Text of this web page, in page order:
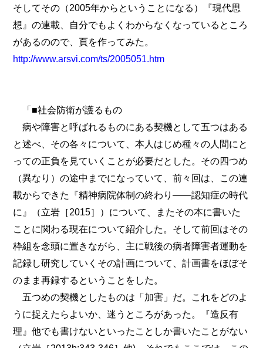
そしてその（2005年からということになる）『現代思
想』の連載、自分でもよくわからなくなっているところ
があるのので、頁を作ってみた。
http://www.arsvi.com/ts/2005051.htm
「■社会防衛が護るもの
病や障害と呼ばれるものにある契機として五つはある
と述べ、その各々について、本人はじめ種々の人間にと
っての正負を見ていくことが必要だとした。その四つめ
（異なり）の途中までになっていて、前々回は、この連
載からできた『精神病院体制の終わり――認知症の時代
に』（立岩［2015］）について、またその本に書いた
ことに関わる現在について紹介した。そして前回はその
枠組を念頭に置きながら、主に戦後の病者障害者運動を
記録し研究していくその計画について、計画書をほぼそ
のまま再録するということをした。
五つめの契機としたものは「加害」だ。これをどのよ
うに捉えたらよいか、迷うところがあった。『造反有
理』他でも書けないといったことしか書いたことがない